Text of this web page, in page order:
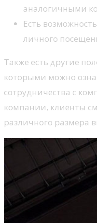
аналогичными
Есть
личного
Также есть другие
которыми можно
сотрудничества с
компании, клиенты
различного размера